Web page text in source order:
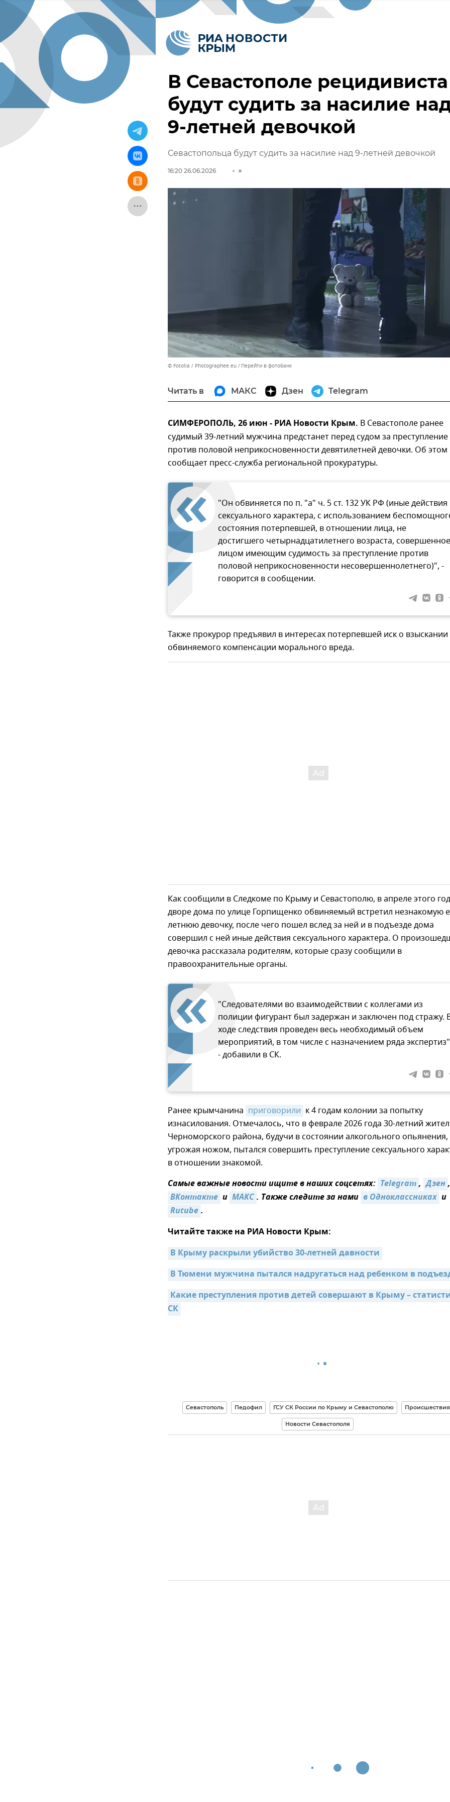
В Севастополе рецидивиста
будут судить за насилие
9-летней девочкой
Севастопольца будут судить за насилие над 9-летней девочкой
16:20 26.06.2026
© Fotolia / Photographee.eu Перейти в фотобанк
Читать в МАКС Дзен Telegram
СИМФЕРОПОЛЬ, 26 июн - РИА Новости Крым. В Севастополе ранее
судимый 39-летний мужчина предстанет перед судом за преступление
против половой неприкосновенности девятилетней девочки. Об этом
сообщает пресс-служба региональной прокуратуры.
"Он обвиняется по п. "а" ч. 5 ст. 132 УК РФ (иные действия
сексуального характера, с использованием
состояния потерпевшей, в отношении лица, не
достигшего четырнадцатилетнего возраста, совершенное
лицом имеющим судимость за преступление против
половой неприкосновенности несовершеннолетнего)", -
говорится в сообщении.
Также прокурор предъявил в интересах потерпевшей иск о взыскании
обвиняемого компенсации морального вреда.
Как сообщили в Следкоме по Крыму и Севастополю, в апреле этого
дворе дома по улице Горпищенко обвиняемый встретил незнакомую
летнюю девочку, после чего пошел вслед за ней и в подъезде дома
совершил с ней иные действия сексуального характера. О
девочка рассказала родителям, которые сразу сообщили в
правоохранительные органы.
"Следователями во взаимодействии с коллегами из
полиции фигурант был задержан и заключен под стражу.
ходе следствия проведен весь необходимый объем
мероприятий, в том числе с назначением ряда
- добавили в СК.
Ранее крымчанина приговорили к 4 годам колонии за попытку
изнасилования. Отмечалось, что в феврале 2026 года 30-летний
Черноморского района, будучи в состоянии алкогольного опьянения,
угрожая ножом, пытался совершить преступление сексуального
в отношении знакомой.
Самые важные новости ищите в наших соцсетях: Telegram, Дзен,
ВКонтакте и МАКС. Также следите за нами в Одноклассниках и
Rutube.
Читайте также на РИА Новости Крым:
В Крыму раскрыли убийство 30-летней давности
В Тюмени мужчина пытался надругаться над ребенком в
Какие преступления против детей совершают в Крыму –
СК
Севастополь Педофил ГСУ СК России по Крыму и Севастополю Происшествия
Новости Севастополя